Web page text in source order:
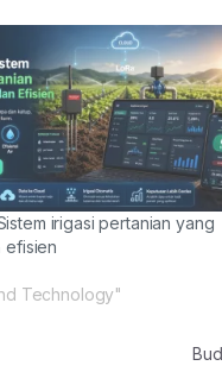
irigasi pertanian yang
efisien
Technology"